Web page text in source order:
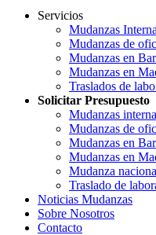
Servicios
Mudanzas
Mudanzas de
Mudanzas en
Mudanzas en
Traslados de
Solicitar Presupuesto
Mudanzas
Mudanzas de
Mudanzas en
Mudanzas en
Mudanza
Traslado de
Noticias Mudanzas
Sobre Nosotros
Contacto